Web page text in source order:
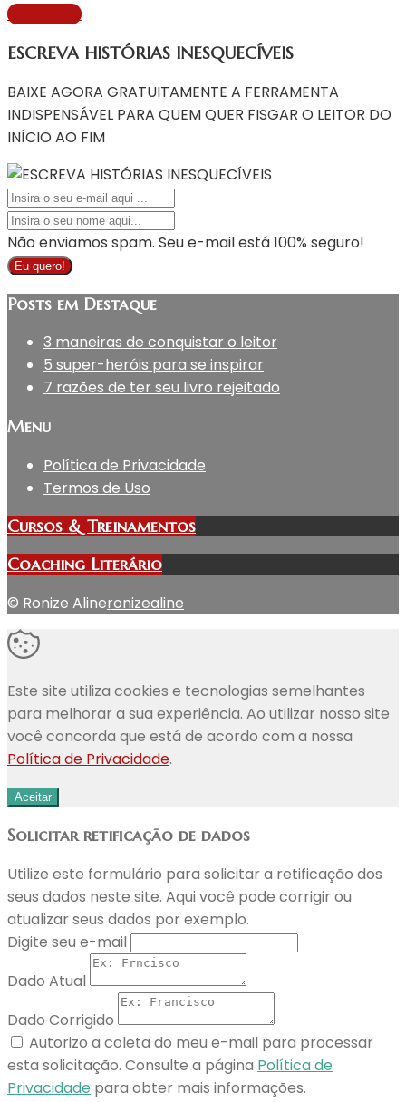
Saiba Mais
ESCREVA HISTÓRIAS INESQUECÍVEIS
BAIXE AGORA GRATUITAMENTE A FERRAMENTA
INDISPENSÁVEL PARA QUEM QUER FISGAR O LEITOR DO
INÍCIO AO FIM
Não enviamos spam. Seu e-mail está 100% seguro!
Eu quero!
Posts em Destaque
3 maneiras de conquistar o leitor
5 super-heróis para se inspirar
7 razões de ter seu livro rejeitado
Menu
Política de Privacidade
Termos de Uso
Cursos & Treinamentos
Coaching Literário
© Ronize Alineronizealine
Este site utiliza cookies e tecnologias semelhantes
para melhorar a sua experiência. Ao utilizar nosso site
você concorda que está de acordo com a nossa
Política de Privacidade.
Aceitar
Solicitar retificação de dados
Utilize este formulário para solicitar a retificação dos
seus dados neste site. Aqui você pode corrigir ou
atualizar seus dados por exemplo.
Digite seu e-mail
Dado Atual
Dado Corrigido
Autorizo a coleta do meu e-mail para processar
esta solicitação. Consulte a página Política de
Privacidade para obter mais informações.